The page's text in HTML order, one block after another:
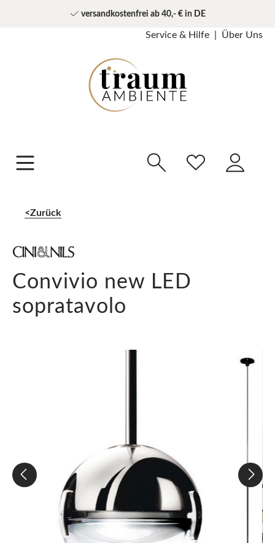
versandkostenfrei ab 40,- € in DE
Service & Hilfe Über Uns
Zurück
Convivio new LED
sopratavolo